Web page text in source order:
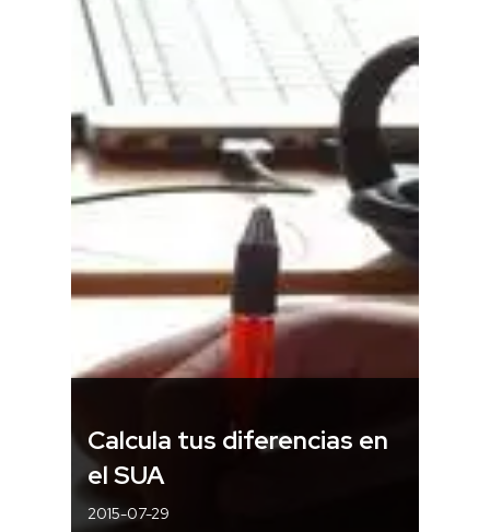
Calcula tus diferencias en
el SUA
2015-07-29